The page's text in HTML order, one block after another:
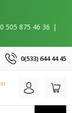
505 875 46 36 |
0(533) 644 44 45